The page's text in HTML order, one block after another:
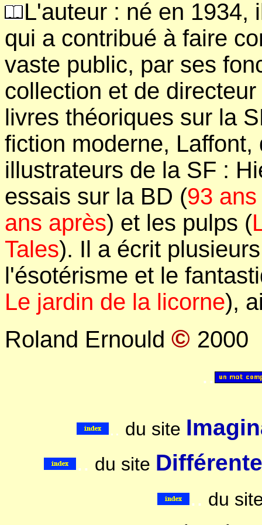
L'auteur : né en 1934,
qui a contribué à faire
vaste public, par ses
collection et de
livres théoriques sur la
fiction moderne,
illustrateurs de la SF :
essais sur la BD (93
ans après) et les pulps (
Tales). Il a écrit
l'ésotérisme et le
Le jardin de la licorne),
Roland Ernould © 2000
..
.. du site
.. du site
.. du